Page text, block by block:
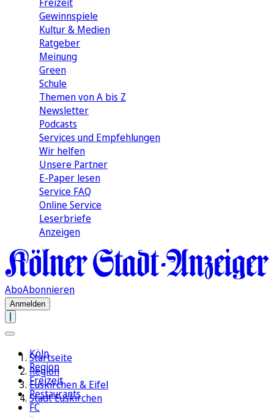
Gewinnspiele
Kultur & Medien
Ratgeber
Meinung
Green
Schule
Themen von A bis Z
Newsletter
Podcasts
Services und Empfehlungen
Wir helfen
Unsere Partner
E-Paper lesen
Service FAQ
Online Service
Leserbriefe
Anzeigen
AboAbonnieren
Anmelden
Köln
Region
Freizeit
Restaurants
FC
Startseite
Region
Euskirchen & Eifel
Stadt Euskirchen